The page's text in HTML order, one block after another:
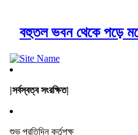
বহুতল ভবন থেকে পড়ে
|সর্বস্বত্ব সংরক্ষিত|
শুভ প্রতিদিন কর্তৃপক্ষ